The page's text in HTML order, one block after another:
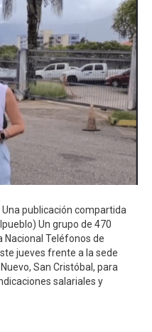
publicación compartida
​Un grupo de 470
Nacional Teléfonos de
jueves frente a la sede
San Cristóbal, para
salariales y